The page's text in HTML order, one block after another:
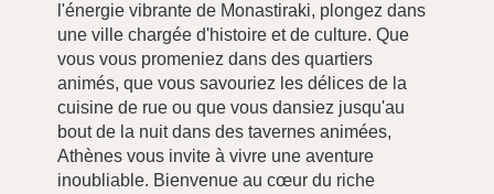
l'énergie vibrante de Monastiraki, plongez dans
une ville chargée d'histoire et de culture. Que
vous vous promeniez dans des quartiers
animés, que vous savouriez les délices de la
cuisine de rue ou que vous dansiez jusqu'au
bout de la nuit dans des tavernes animées,
Athènes vous invite à vivre une aventure
inoubliable. Bienvenue au cœur du riche